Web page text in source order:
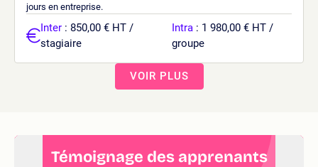
jours en entreprise.
Inter : 850,00 € HT /
stagiaire
Intra : 1 980,00 € HT /
groupe
VOIR PLUS
Témoignage des apprenants